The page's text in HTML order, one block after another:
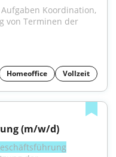
Koordination,
Homeoffice Vollzeit
(m/w/d)